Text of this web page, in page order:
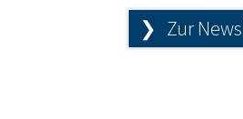
❯ Zur